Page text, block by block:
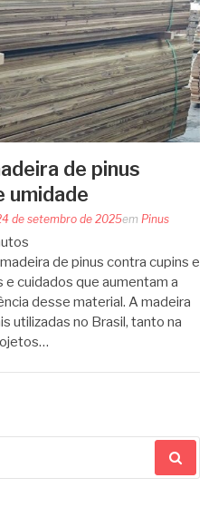
de pinus
umidade
de setembro de 2025em Pinus
de pinus contra cupins e
cuidados que aumentam a
desse material. A madeira
utilizadas no Brasil, tanto na